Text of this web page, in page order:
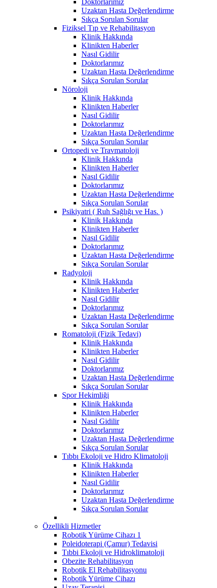
Uzaktan Hasta Değerlendirme
Sıkça Sorulan Sorular
Fiziksel Tıp ve Rehabilitasyon
Klinik Hakkında
Klinikten Haberler
Nasıl Gidilir
Doktorlarımız
Uzaktan Hasta Değerlendirme
Sıkça Sorulan Sorular
Nöroloji
Klinik Hakkında
Klinikten Haberler
Nasıl Gidilir
Doktorlarımız
Uzaktan Hasta Değerlendirme
Sıkça Sorulan Sorular
Ortopedi ve Travmatoloji
Klinik Hakkında
Klinikten Haberler
Nasıl Gidilir
Doktorlarımız
Uzaktan Hasta Değerlendirme
Sıkça Sorulan Sorular
Psikiyatri ( Ruh Sağlığı ve Has. )
Klinik Hakkında
Klinikten Haberler
Nasıl Gidilir
Doktorlarımız
Uzaktan Hasta Değerlendirme
Sıkça Sorulan Sorular
Radyoloji
Klinik Hakkında
Klinikten Haberler
Nasıl Gidilir
Doktorlarımız
Uzaktan Hasta Değerlendirme
Sıkça Sorulan Sorular
Romatoloji (Fizik Tedavi)
Klinik Hakkında
Klinikten Haberler
Nasıl Gidilir
Doktorlarımız
Uzaktan Hasta Değerlendirme
Sıkça Sorulan Sorular
Spor Hekimliği
Klinik Hakkında
Klinikten Haberler
Nasıl Gidilir
Doktorlarımız
Uzaktan Hasta Değerlendirme
Sıkça Sorulan Sorular
Tıbbı Ekoloji ve Hidro Klimatoloji
Klinik Hakkında
Klinikten Haberler
Nasıl Gidilir
Doktorlarımız
Uzaktan Hasta Değerlendirme
Sıkça Sorulan Sorular
Özellikli Hizmetler
Robotik Yürüme Cihazı 1
Poleidoterapi (Çamur) Tedavisi
Tıbbi Ekoloji ve Hidroklimatoloji
Obezite Rehabilitasyon
Robotik El Rehabilitasyonu
Robotik Yürüme Cihazı